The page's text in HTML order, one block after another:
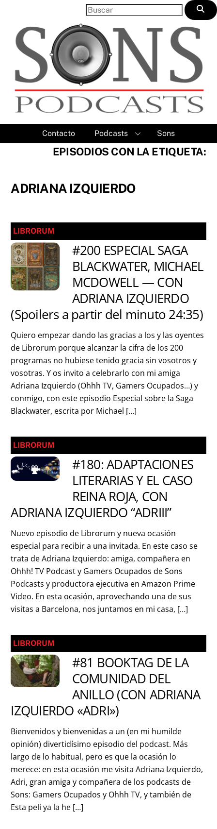
content
Contacto Podcasts Sons
EPISODIOS CON LA ETIQUETA:
ADRIANA IZQUIERDO
LIBRORUM
#200 ESPECIAL SAGA
BLACKWATER, MICHAEL
MCDOWELL — CON
ADRIANA IZQUIERDO
(Spoilers a partir del minuto 24:35)
Quiero empezar dando las gracias a los y las oyentes
de Librorum porque alcanzar la cifra de los 200
programas no hubiese tenido gracia sin vosotros y
vosotras. Y os invito a celebrarlo con mi amiga
Adriana Izquierdo (Ohhh TV, Gamers Ocupados…) y
conmigo, con este episodio Especial sobre la Saga
Blackwater, escrita por Michael […]
LIBRORUM
#180: ADAPTACIONES
LITERARIAS Y EL CASO
REINA ROJA, CON
ADRIANA IZQUIERDO “ADRIII”
Nuevo episodio de Librorum y nueva ocasión
especial para recibir a una invitada. En este caso se
trata de Adriana Izquierdo: amiga, compañera en
Ohhh! TV Podcast y Gamers Ocupados de Sons
Podcasts y productora ejecutiva en Amazon Prime
Video. En esta ocasión, aprovechando una de sus
visitas a Barcelona, nos juntamos en mi casa, […]
LIBRORUM
#81 BOOKTAG DE LA
COMUNIDAD DEL
ANILLO (CON ADRIANA
IZQUIERDO «ADRI»)
Bienvenidos y bienvenidas a un (en mi humilde
opinión) divertidísimo episodio del podcast. Más
largo de lo habitual, pero es que la ocasión lo
merece: en esta ocasión me visita Adriana Izquierdo,
Adri, gran amiga y compañera de los podcasts de
Sons: Gamers Ocupados y Ohhh TV, y también de
Esta peli ya la he […]